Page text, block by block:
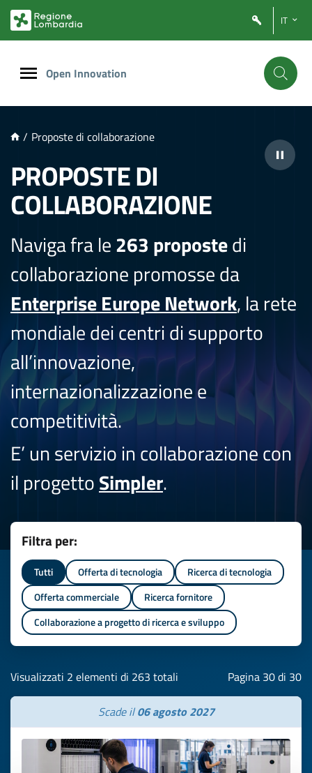
PRINCIPALE
IT
Open Innovation
/ Proposte di collaborazione
PROPOSTE DI
COLLABORAZIONE
Naviga fra le263 propostedi
collaborazione promosse da
Enterprise Europe Network, la rete
mondiale dei centri di supporto
all’innovazione,
internazionalizzazione e
competitività.
E’ un servizio in collaborazione con
il progettoSimpler.
Filtra per:
Tutti Offerta di tecnologia
Ricerca di tecnologia
Offerta commerciale
Ricerca fornitore
Collaborazione a progetto di ricerca e sviluppo
Visualizzati 2 elementi di 263 totali Pagina 30 di 30
Scade il06 agosto 2027